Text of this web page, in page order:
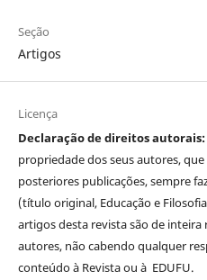
Seção
Artigos
Licença
Declaração de direitos autorais:
propriedade dos seus autores,
posteriores publicações, sempre
(título original, Educação e
artigos desta revista são de inteira
autores, não cabendo qualquer
conteúdo à Revista ou à EDUFU.